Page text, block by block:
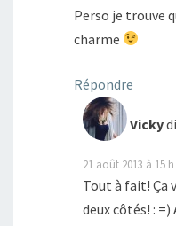
Perso je trouve
charme
Répondre
Vicky
21 août 2013 à 15
Tout à fait! Ça
deux côtés! : =)